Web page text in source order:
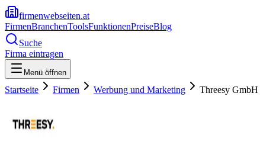
firmenwebseiten.at
FirmenBranchenToolsFunktionenPreiseBlog
Suche
Firma eintragen
Menü öffnen
Startseite Firmen Werbung und Marketing Threesy GmbH